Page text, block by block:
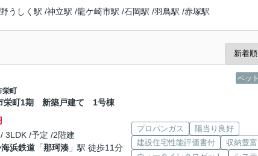
うしく駅 /神立駅 /龍ケ崎市駅 /石岡駅 /羽鳥駅 /赤塚駅
ペッ
栄町
栄町1期 新築戸建て 1号棟
3LDK /予定 /2階建
浜鉄道 「那珂湊 」駅 徒歩11分
プロパンガス
陽当り良好
建設住宅性能評価書付
収納豊富